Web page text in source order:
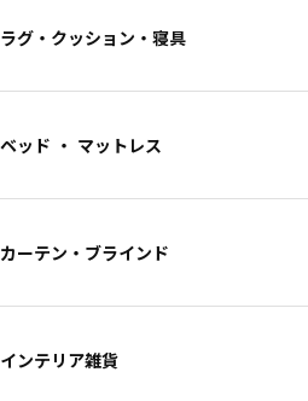
ラグ・クッション・寝具
ベッド ・ マットレス
カーテン・ブラインド
インテリア雑貨